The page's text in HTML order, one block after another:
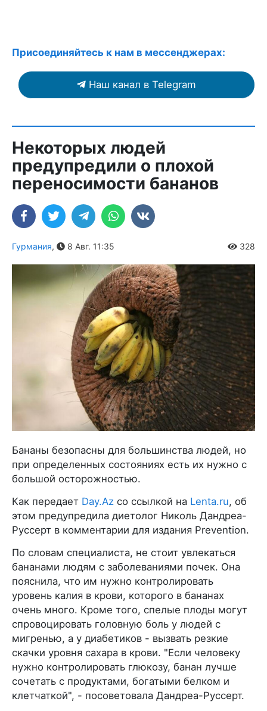
Присоединяйтесь к нам в мессенджерах:
Наш канал в Telegram
Некоторых людей
предупредили о плохой
переносимости бананов
Гурмания, 8 Авг. 11:35 328
Бананы безопасны для большинства людей, но
при определенных состояниях есть их нужно с
большой осторожностью.
Как передает Day.Az со ссылкой на Lenta.ru, об
этом предупредила диетолог Николь Дандреа-
Руссерт в комментарии для издания Prevention.
По словам специалиста, не стоит увлекаться
бананами людям с заболеваниями почек. Она
пояснила, что им нужно контролировать
уровень калия в крови, которого в бананах
очень много. Кроме того, спелые плоды могут
спровоцировать головную боль у людей с
мигренью, а у диабетиков - вызвать резкие
скачки уровня сахара в крови. "Если человеку
нужно контролировать глюкозу, банан лучше
сочетать с продуктами, богатыми белком и
клетчаткой", - посоветовала Дандреа-Руссерт.